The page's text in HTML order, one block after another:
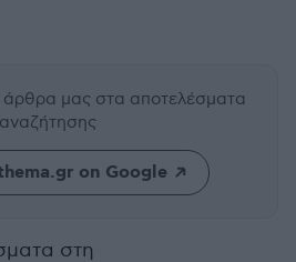
άρθρα μας στα αποτελέσματα
αναζήτησης
on Google
στη